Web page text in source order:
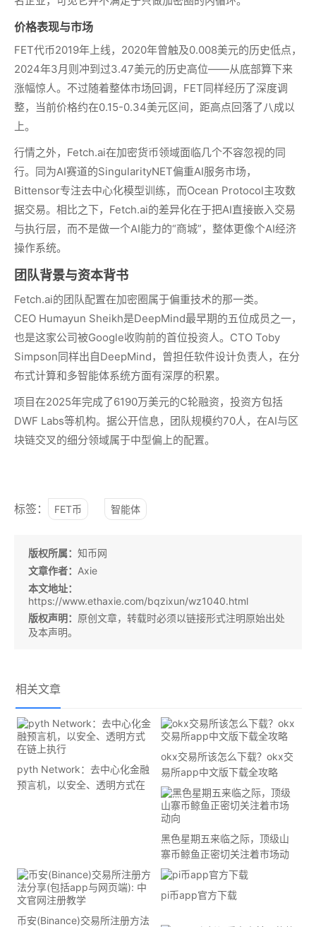
价格表现与市场
FET代币2019年上线，2020年曾触及0.008美元的历史低点，
2024年3月则冲到过3.47美元的历史高位——从底部算下来
涨幅惊人。不过随着整体市场回调，FET同样经历了深度调
整，当前价格约在0.15-0.34美元区间，距高点回落了八成以
上。
行情之外，Fetch.ai在加密货币领域面临几个不容忽视的同
行。同为AI赛道的SingularityNET偏重AI服务市场，
Bittensor专注去中心化模型训练，而Ocean Protocol主攻数
据交易。相比之下，Fetch.ai的差异化在于把AI直接嵌入交易
与执行层，而不是做一个AI能力的“商城”，整体更像个AI经济
操作系统。
团队背景与资本背书
Fetch.ai的团队配置在加密圈属于偏重技术的那一类。
CEO Humayun Sheikh是DeepMind最早期的五位成员之一，
也是这家公司被Google收购前的首位投资人。CTO Toby
Simpson同样出自DeepMind，曾担任软件设计负责人，在分
布式计算和多智能体系统方面有深厚的积累。
项目在2025年完成了6190万美元的C轮融资，投资方包括
DWF Labs等机构。据公开信息，团队规模约70人，在AI与区
块链交叉的细分领域属于中型偏上的配置。
标签： FET币 智能体
版权所属： 知币网
文章作者： Axie
本文地址：
https://www.ethaxie.com/bqzixun/wz1040.html
版权声明： 原创文章，转载时必须以链接形式注明原始出处
及本声明。
相关文章
pyth Network：去中心化金融
预言机，以安全、透明方式在
okx交易所该怎么下载？okx交
易所app中文版下载全攻略
黑色星期五来临之际，顶级山
寨币鲸鱼正密切关注着市场动
向
币安(Binance)交易所注册方法
pi币app官方下载